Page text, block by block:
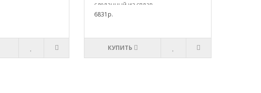
сделанный из сплав..
6831р.
КУПИТЬ